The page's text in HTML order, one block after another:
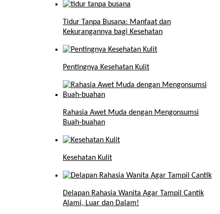
Tidur Tanpa Busana: Manfaat dan
Kekurangannya bagi Kesehatan
Pentingnya Kesehatan Kulit
Rahasia Awet Muda dengan Mengonsumsi
Buah-buahan
Kesehatan Kulit
Delapan Rahasia Wanita Agar Tampil Cantik
Alami, Luar dan Dalam!